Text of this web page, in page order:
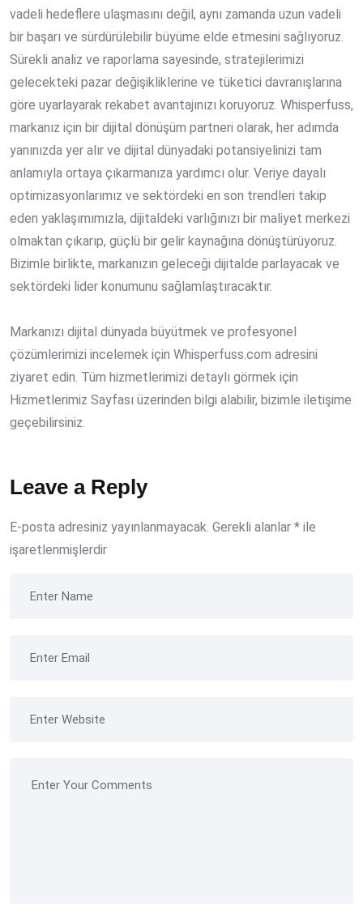
vadeli hedeflere ulaşmasını değil, aynı zamanda uzun vadeli
bir başarı ve sürdürülebilir büyüme elde etmesini sağlıyoruz.
Sürekli analiz ve raporlama sayesinde, stratejilerimizi
gelecekteki pazar değişikliklerine ve tüketici davranışlarına
göre uyarlayarak rekabet avantajınızı koruyoruz. Whisperfuss,
markanız için bir dijital dönüşüm partneri olarak, her adımda
yanınızda yer alır ve dijital dünyadaki potansiyelinizi tam
anlamıyla ortaya çıkarmanıza yardımcı olur. Veriye dayalı
optimizasyonlarımız ve sektördeki en son trendleri takip
eden yaklaşımımızla, dijitaldeki varlığınızı bir maliyet merkezi
olmaktan çıkarıp, güçlü bir gelir kaynağına dönüştürüyoruz.
Bizimle birlikte, markanızın geleceği dijitalde parlayacak ve
sektördeki lider konumunu sağlamlaştıracaktır.
Markanızı dijital dünyada büyütmek ve profesyonel
çözümlerimizi incelemek için Whisperfuss.com adresini
ziyaret edin. Tüm hizmetlerimizi detaylı görmek için
Hizmetlerimiz Sayfası üzerinden bilgi alabilir, bizimle iletişime
geçebilirsiniz.
Leave a Reply
E-posta adresiniz yayınlanmayacak. Gerekli alanlar * ile
işaretlenmişlerdir